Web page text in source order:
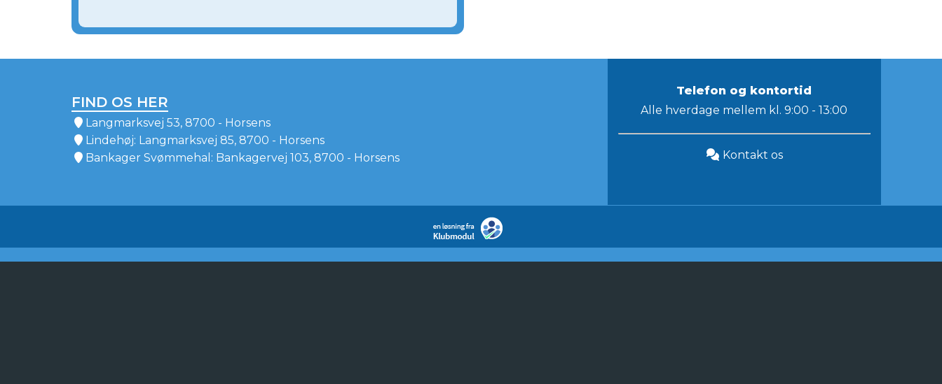
FIND OS HER
Langmarksvej 53, 8700 - Horsens
Lindehøj: Langmarksvej 85, 8700 - Horsens
Bankager Svømmehal: Bankagervej 103, 8700 - Horsens
Telefon og kontortid
Alle hverdage mellem kl. 9:00 - 13:00
Kontakt os